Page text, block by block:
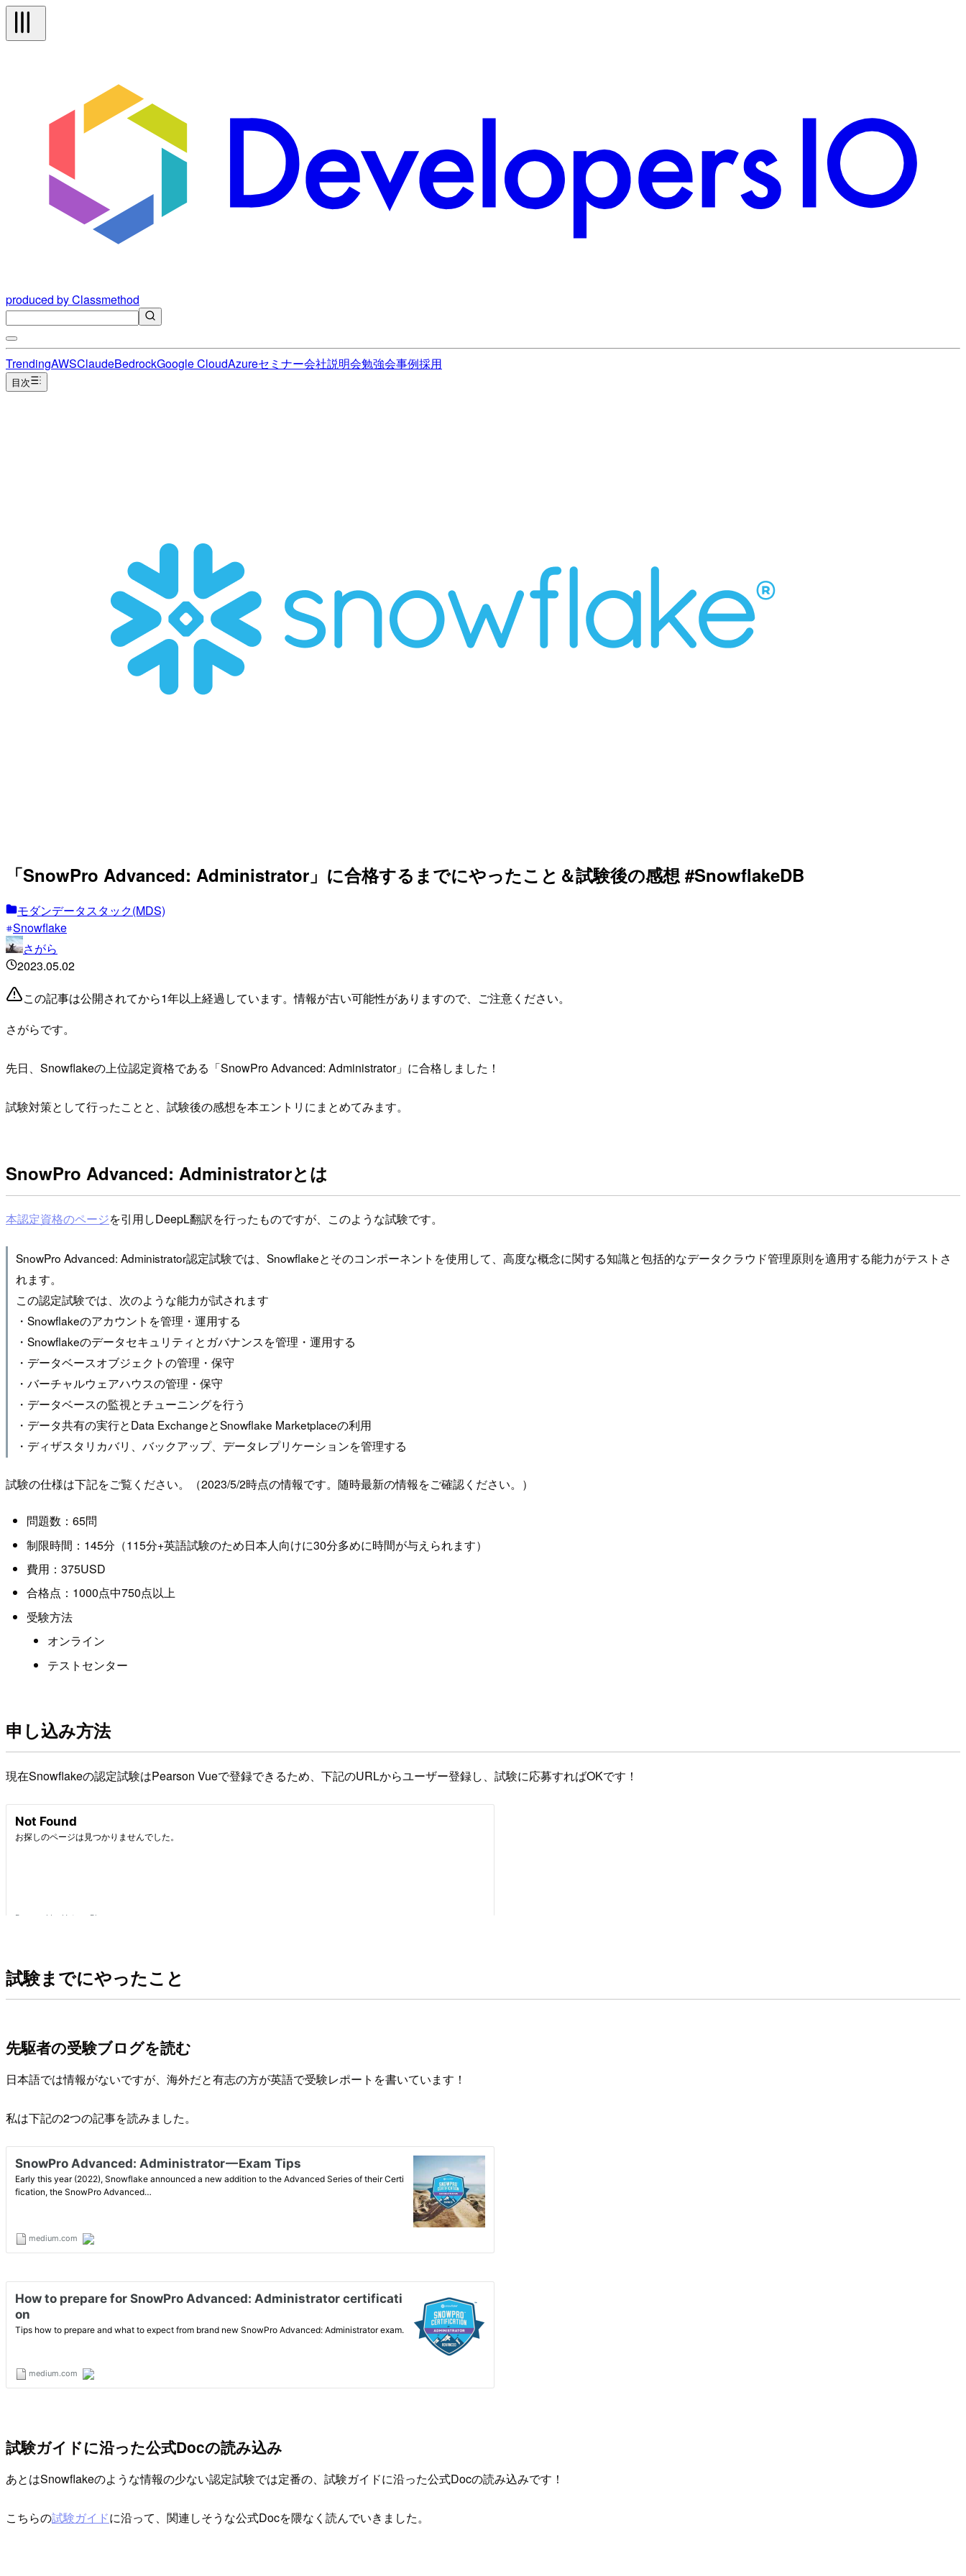
produced by Classmethod
TrendingAWSClaudeBedrockGoogle CloudAzureセミナー会社説明会勉強会事例採用
目次
「SnowPro Advanced: Administrator」に合格するまでにやったこと＆試験後の感想 #SnowflakeDB
モダンデータスタック(MDS)
Snowflake
さがら
2023.05.02
この記事は公開されてから1年以上経過しています。情報が古い可能性がありますので、ご注意ください。
さがらです。
先日、Snowflakeの上位認定資格である「SnowPro Advanced: Administrator」に合格しました！
試験対策として行ったことと、試験後の感想を本エントリにまとめてみます。
SnowPro Advanced: Administratorとは
本認定資格のページを引用しDeepL翻訳を行ったものですが、このような試験です。
SnowPro Advanced: Administrator認定試験では、Snowflakeとそのコンポーネントを使用して、高度な概念に関する知識と包括的なデータクラウド管理原則を適用する能力がテストさ
れます。
この認定試験では、次のような能力が試されます
・Snowflakeのアカウントを管理・運用する
・Snowflakeのデータセキュリティとガバナンスを管理・運用する
・データベースオブジェクトの管理・保守
・バーチャルウェアハウスの管理・保守
・データベースの監視とチューニングを行う
・データ共有の実行とData ExchangeとSnowflake Marketplaceの利用
・ディザスタリカバリ、バックアップ、データレプリケーションを管理する
試験の仕様は下記をご覧ください。（2023/5/2時点の情報です。随時最新の情報をご確認ください。）
問題数：65問
制限時間：145分（115分+英語試験のため日本人向けに30分多めに時間が与えられます）
費用：375USD
合格点：1000点中750点以上
受験方法
オンライン
テストセンター
申し込み方法
現在Snowflakeの認定試験はPearson Vueで登録できるため、下記のURLからユーザー登録し、試験に応募すればOKです！
試験までにやったこと
先駆者の受験ブログを読む
日本語では情報がないですが、海外だと有志の方が英語で受験レポートを書いています！
私は下記の2つの記事を読みました。
試験ガイドに沿った公式Docの読み込み
あとはSnowflakeのような情報の少ない認定試験では定番の、試験ガイドに沿った公式Docの読み込みです！
こちらの試験ガイドに沿って、関連しそうな公式Docを隈なく読んでいきました。